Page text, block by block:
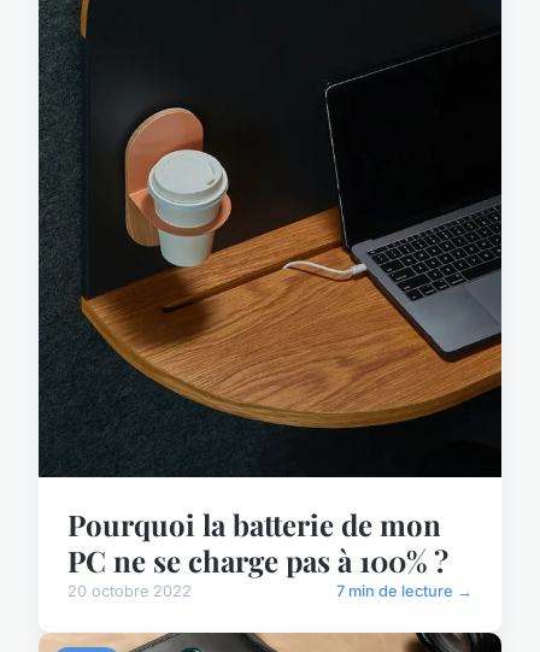
Pourquoi la batterie de mon
PC ne se charge pas à 100% ?
20 octobre 2022 7 min de lecture →